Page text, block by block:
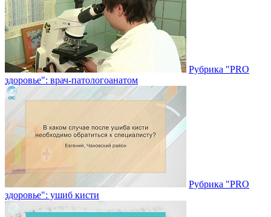
Рубрика "PRO
здоровье": врач-патологоанатом
Рубрика "PRO
здоровье": ушиб кисти